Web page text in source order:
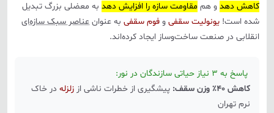
کاهش دهد و هم مقاومت سازه را افزایش دهد به معضلی بزرگ تبدیل
شده است! یونولیت سقفی و فوم سقفی به عنوان عناصر سبک سازه‌ای
انقلابی در صنعت ساخت‌وساز ایجاد کرده‌اند.
پاسخ به ۳ نیاز حیاتی سازندگان در نور:
کاهش ۴۰٪ وزن سقف:
پیشگیری از خطرات ناشی از زلزله در خاک
نرم تهران